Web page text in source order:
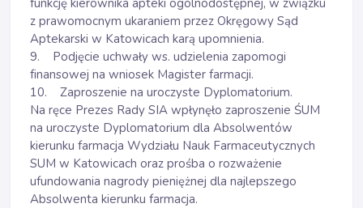
funkcję kierownika apteki ogólnodostępnej, w związku
z prawomocnym ukaraniem przez Okręgowy Sąd
Aptekarski w Katowicach karą upomnienia.
9. Podjęcie uchwały ws. udzielenia zapomogi
finansowej na wniosek Magister farmacji.
10. Zaproszenie na uroczyste Dyplomatorium.
Na ręce Prezes Rady SIA wpłynęło zaproszenie ŚUM
na uroczyste Dyplomatorium dla Absolwentów
kierunku farmacja Wydziału Nauk Farmaceutycznych
SUM w Katowicach oraz prośba o rozważenie
ufundowania nagrody pieniężnej dla najlepszego
Absolwenta kierunku farmacja.